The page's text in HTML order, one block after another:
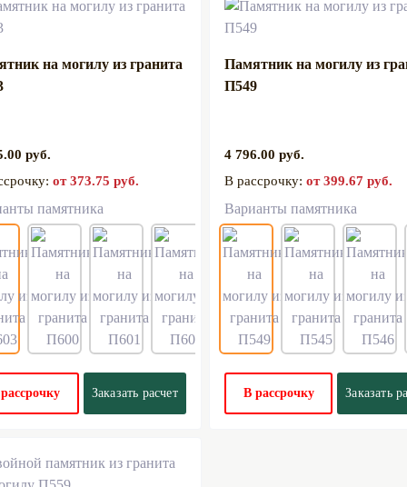
на могилу из гранита
руб.
от 373.75 руб.
памятника
Заказать расчет
Памятник на могилу из
П549
4 796.00 руб.
В рассрочку:от 399.67 руб.
Варианты памятника
В рассрочку Заказать